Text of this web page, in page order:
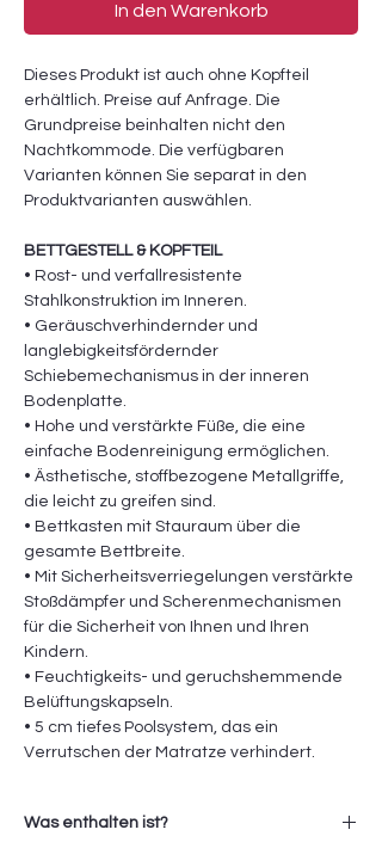
In den Warenkorb
Dieses Produkt ist auch ohne Kopfteil
erhältlich. Preise auf Anfrage. Die
Grundpreise beinhalten nicht den
Nachtkommode. Die verfügbaren
Varianten können Sie separat in den
Produktvarianten auswählen.
BETTGESTELL & KOPFTEIL
• Rost- und verfallresistente
Stahlkonstruktion im Inneren.
• Geräuschverhindernder und
langlebigkeitsfördernder
Schiebemechanismus in der inneren
Bodenplatte.
• Hohe und verstärkte Füße, die eine
einfache Bodenreinigung ermöglichen.
• Ästhetische, stoffbezogene Metallgriffe,
die leicht zu greifen sind.
• Bettkasten mit Stauraum über die
gesamte Bettbreite.
• Mit Sicherheitsverriegelungen verstärkte
Stoßdämpfer und Scherenmechanismen
für die Sicherheit von Ihnen und Ihren
Kindern.
• Feuchtigkeits- und geruchshemmende
Belüftungskapseln.
• 5 cm tiefes Poolsystem, das ein
Verrutschen der Matratze verhindert.
Was enthalten ist?